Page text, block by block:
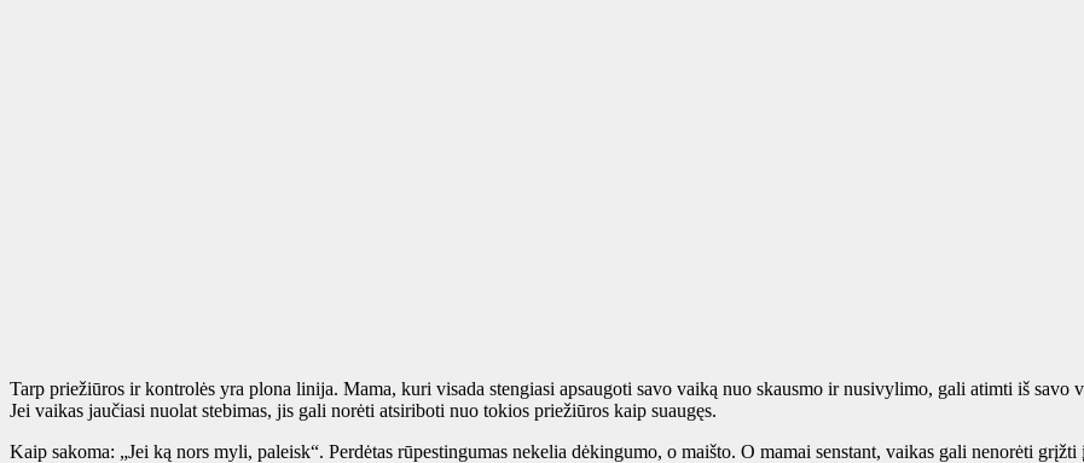
Tarp priežiūros ir kontrolės yra plona linija. Mama, kuri visada stengiasi apsaugoti savo vaiką nuo skausmo ir nusivylimo, gali atimti iš
Jei vaikas jaučiasi nuolat stebimas, jis gali norėti atsiriboti nuo tokios priežiūros kaip suaugęs.
Kaip sakoma: „Jei ką nors myli, paleisk“. Perdėtas rūpestingumas nekelia dėkingumo, o maišto. O mamai senstant, vaikas gali nenorėti